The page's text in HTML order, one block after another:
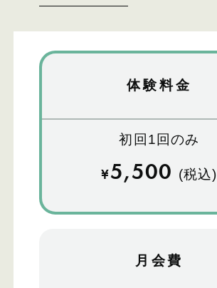
体験料金
初回1回のみ
¥5,500 (税込)
月会費